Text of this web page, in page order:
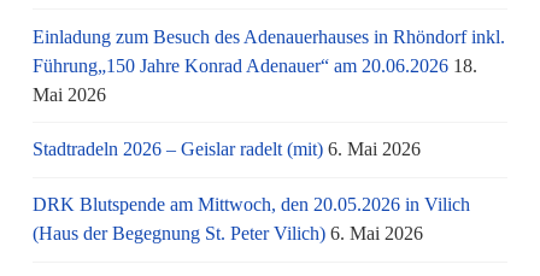
Einladung zum Besuch des Adenauerhauses in Rhöndorf inkl.
Führung„150 Jahre Konrad Adenauer“ am 20.06.2026 18.
Mai 2026
Stadtradeln 2026 – Geislar radelt (mit) 6. Mai 2026
DRK Blutspende am Mittwoch, den 20.05.2026 in Vilich
(Haus der Begegnung St. Peter Vilich) 6. Mai 2026